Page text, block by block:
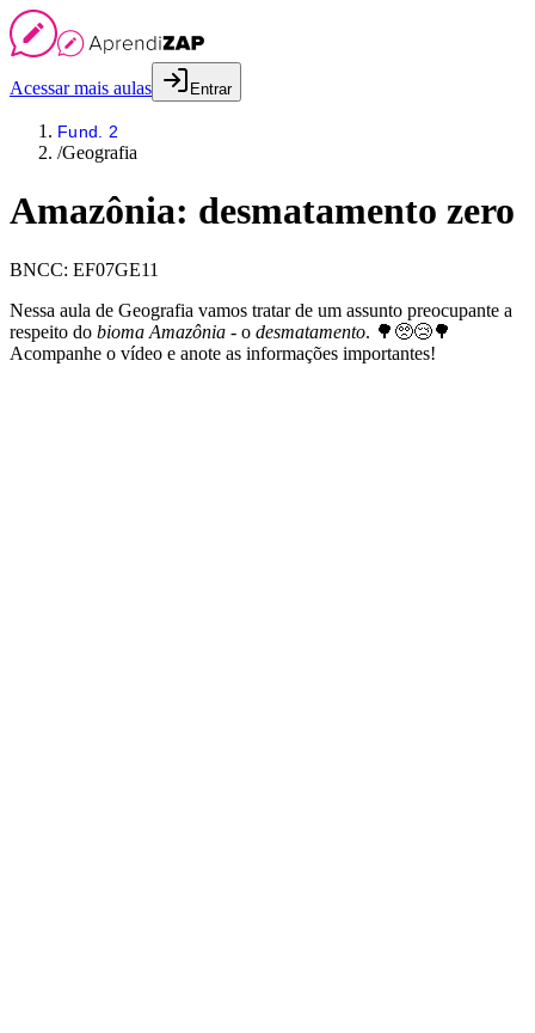
Acessar mais aulas Entrar
Fund. 2
/Geografia
Amazônia: desmatamento zero
BNCC: EF07GE11
Nessa aula de Geografia vamos tratar de um assunto preocupante a
respeito do bioma Amazônia - o desmatamento. 🌳🥺😢🌳
Acompanhe o vídeo e anote as informações importantes!